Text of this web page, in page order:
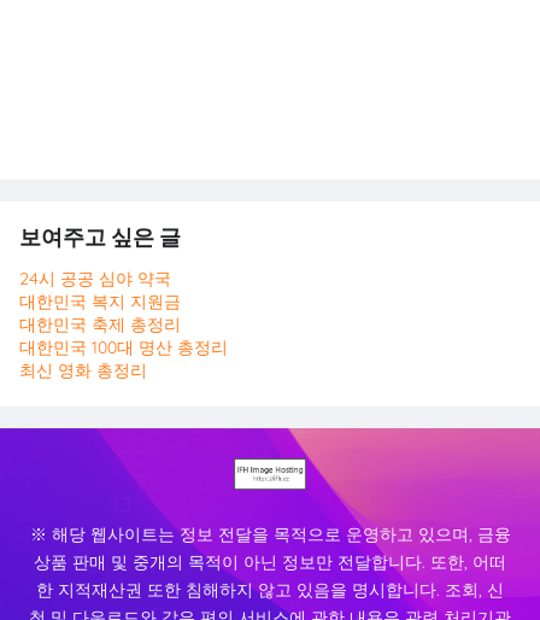
보여주고 싶은 글
24시 공공 심야 약국
대한민국 복지 지원금
대한민국 축제 총정리
대한민국 100대 명산 총정리
최신 영화 총정리
※ 해당 웹사이트는 정보 전달을 목적으로 운영하고 있으며, 금융
상품 판매 및 중개의 목적이 아닌 정보만 전달합니다. 또한, 어떠
한 지적재산권 또한 침해하지 않고 있음을 명시합니다. 조회, 신